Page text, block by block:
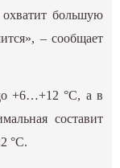
большую
– сообщает
+6…+12 °С, а в
составит
°С.